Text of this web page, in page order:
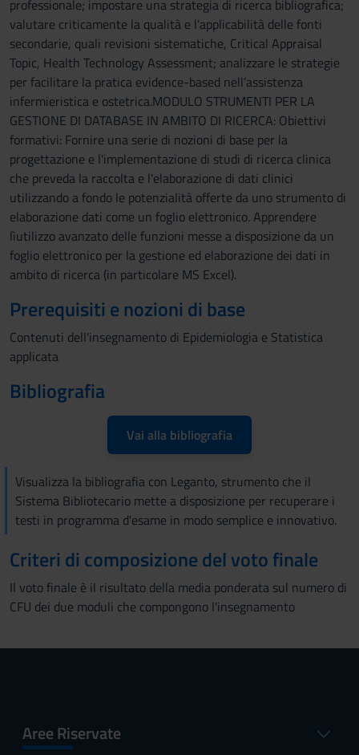
raccolto dal tuo utilizzo dei loro servizi.
professionale; impostare una strategia di ricerca bibliografica;
valutare criticamente la qualità e l’applicabilità delle fonti
secondarie, quali revisioni sistematiche, Critical Appraisal
Topic, Health Technology Assessment; analizzare le strategie
per facilitare la pratica evidence-based nell’assistenza
infermieristica e ostetrica.MODULO STRUMENTI PER LA
GESTIONE DI DATABASE IN AMBITO DI RICERCA: Obiettivi
formativi: Fornire una serie di nozioni di base per la
progettazione e l'implementazione di studi di ricerca clinica
che preveda la raccolta e l'elaborazione di dati clinici
utilizzando a fondo le potenzialità offerte da uno strumento di
elaborazione dati come un foglio elettronico. Apprendere
lìutilizzo avanzato delle funzioni messe a disposizione da un
foglio elettronico per la gestione ed elaborazione dei dati in
ambito di ricerca (in particolare MS Excel).
Prerequisiti e nozioni di base
Contenuti dell'insegnamento di Epidemiologia e Statistica
applicata
Bibliografia
Vai alla bibliografia
Visualizza la bibliografia con Leganto, strumento che il
Sistema Bibliotecario mette a disposizione per recuperare i
testi in programma d'esame in modo semplice e innovativo.
Criteri di composizione del voto finale
Il voto finale è il risultato della media ponderata sul numero di
CFU dei due moduli che compongono l'insegnamento
Aree Riservate